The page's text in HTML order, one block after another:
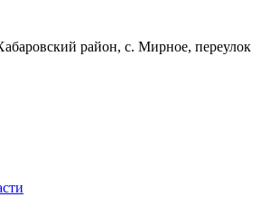
район, с. Мирное, переулок